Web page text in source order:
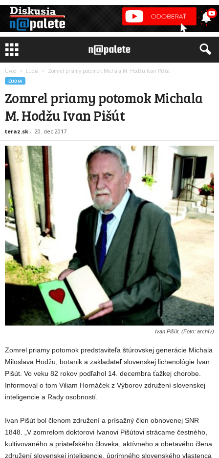
Úvod Ľudia Zomrel priamy potomok Michala M. Hodžu Ivan Pišút
ĽUDIA
Zomrel priamy potomok Michala
M. Hodžu Ivan Pišút
teraz.sk - 20. dec 2017
Ivan Pišút. (Foto: archív)
Zomrel priamy potomok predstaviteľa štúrovskej generácie Michala
Miloslava Hodžu, botanik a zakladateľ slovenskej lichenológie Ivan
Pišút. Vo veku 82 rokov podľahol 14. decembra ťažkej chorobe.
Informoval o tom Viliam Hornáček z Výborov združení slovenskej
inteligencie a Rady osobností.
Ivan Pišút bol členom združení a prísažný člen obnovenej SNR
1848. „V zomrelom doktorovi Ivanovi Pišútovi strácame čestného,
kultivovaného a priateľského človeka, aktívneho a obetavého člena
združení slovenskej inteligencie, úprimného slovenského vlastenca